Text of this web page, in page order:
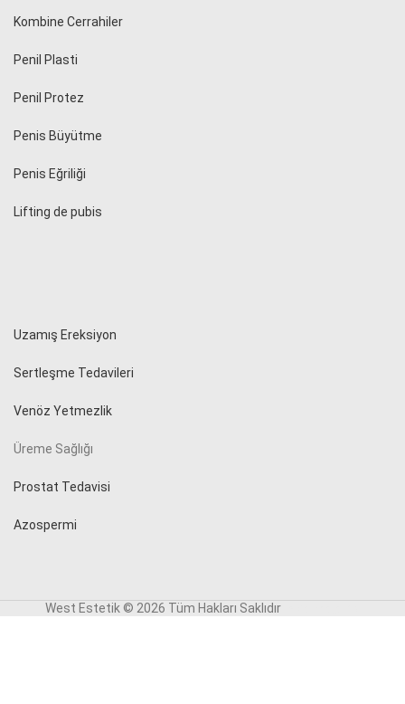
Kombine Cerrahiler
Penil Plasti
Penil Protez
Penis Büyütme
Penis Eğriliği
Lifting de pubis
Uzamış Ereksiyon
Sertleşme Tedavileri
Venöz Yetmezlik
Üreme Sağlığı
Prostat Tedavisi
Azospermi
West Estetik © 2026 Tüm Hakları Saklıdır